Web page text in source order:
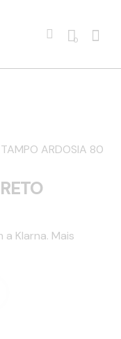
0
TAMPO ARDOSIA 80
Klarna. Mais